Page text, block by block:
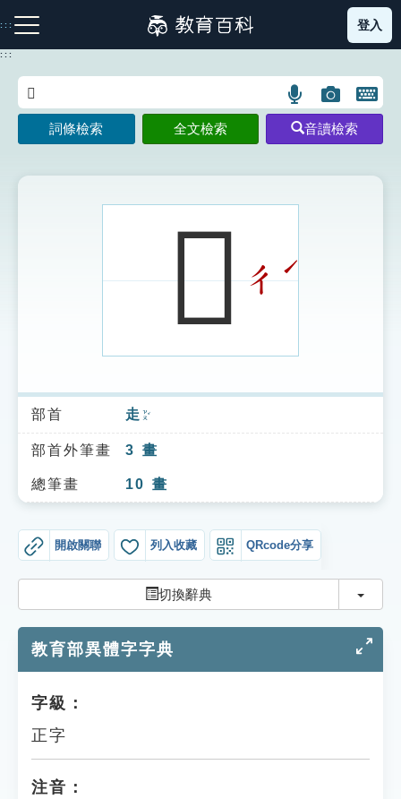
到
主
:::
注音索引圖示 筆畫索引圖示 部首索引表圖示
索引選單
知識索引
單字索引
貓頭鷹博士
登入
:::
語
言
搜
示
圖
片
搜
開
鍵
圖
詞條檢索 全文檢索 音讀檢索
𧺏ㄔ ˊ
部首 走 ㄗㄡˇ
部首外筆畫 3 畫
總筆畫 10 畫
開啟關聯 列入收藏 QRcode分享
切換辭典 切換
教育部異體字字典
字級：
正字
注音：